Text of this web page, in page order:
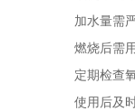
加水量需
燃烧后需
定期检查
使用后及